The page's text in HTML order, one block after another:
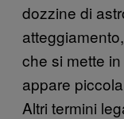
dozzine di
che si mette
appare
Altri termini